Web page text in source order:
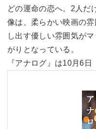
どの運命の恋へ。2人だ
像は、柔らかい映画の
し出す優しい雰囲気が
がりとなっている。
『アナログ』は10月6日